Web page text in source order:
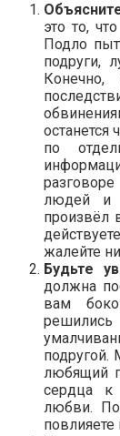
это то,
Подло
подруги,
останется
по
людей и
произвёл
жалейте
Будьте
должна
вам
подругой.
любящий
сердца к
любви.
повлияете